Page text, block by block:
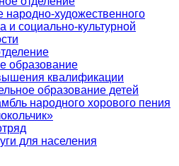
народно-художественного
и социально-культурной
образование
квалификации
образование детей
народного хорового пения
для населения